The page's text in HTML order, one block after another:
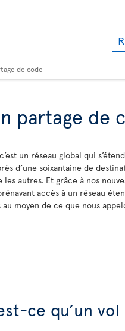
de code
partage de
un réseau global qui
d’une soixantaine de
les autres. Et grâce à nos
accès à un réseau
moyen de ce que nous
ce qu’un